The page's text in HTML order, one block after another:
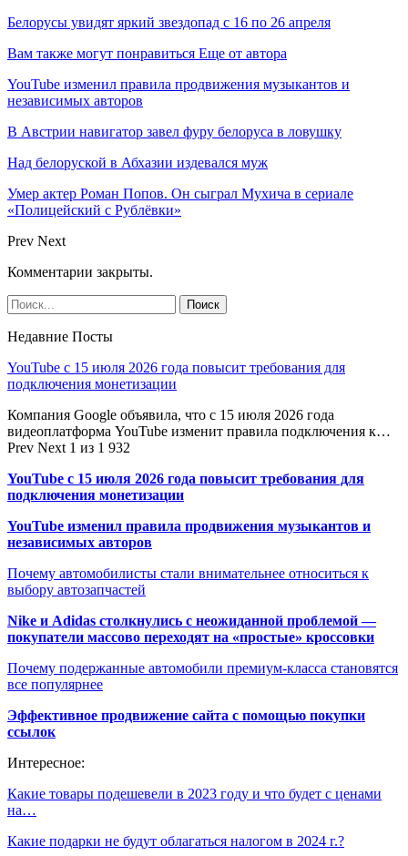
Белорусы увидят яркий звездопад с 16 по 26 апреля
Вам также могут понравиться Еще от автора
YouTube изменил правила продвижения музыкантов и
независимых авторов
В Австрии навигатор завел фуру белоруса в ловушку
Над белоруской в Абхазии издевался муж
Умер актер Роман Попов. Он сыграл Мухича в сериале
«Полицейский с Рублёвки»
Prev Next
Комментарии закрыты.
Недавние Посты
YouTube с 15 июля 2026 года повысит требования для
подключения монетизации
Компания Google объявила, что с 15 июля 2026 года
видеоплатформа YouTube изменит правила подключения к…
Prev Next 1 из 1 932
YouTube с 15 июля 2026 года повысит требования для
подключения монетизации
YouTube изменил правила продвижения музыкантов и
независимых авторов
Почему автомобилисты стали внимательнее относиться к
выбору автозапчастей
Nike и Adidas столкнулись с неожиданной проблемой —
покупатели массово переходят на «простые» кроссовки
Почему подержанные автомобили премиум-класса становятся
все популярнее
Эффективное продвижение сайта с помощью покупки
ссылок
Интересное:
Какие товары подешевели в 2023 году и что будет с ценами
на…
Какие подарки не будут облагаться налогом в 2024 г.?